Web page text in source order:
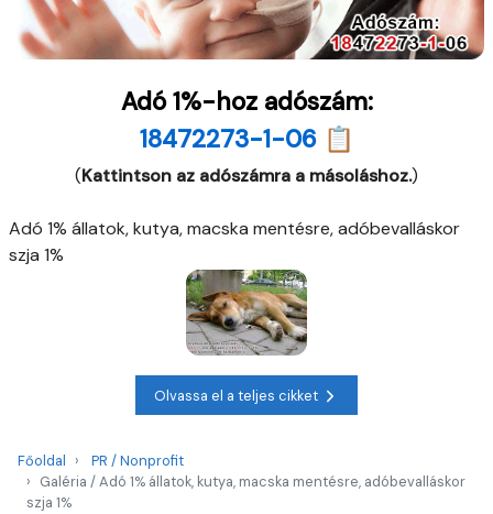
Adó 1%-hoz adószám:
18472273-1-06 📋
(Kattintson az adószámra a másoláshoz.)
Adó 1% állatok, kutya, macska mentésre, adóbevalláskor
szja 1%
Olvassa el a teljes cikket
Főoldal
PR / Nonprofit
Galéria / Adó 1% állatok, kutya, macska mentésre, adóbevalláskor
szja 1%